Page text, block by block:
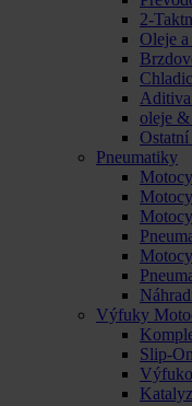
2-
Oleje
oleje
Pneumatiky
Výfuky
Slip-